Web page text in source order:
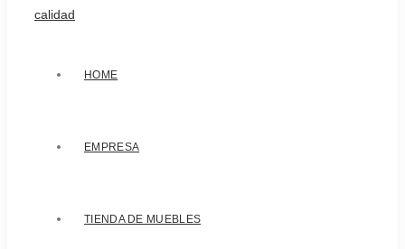
HOME
EMPRESA
TIENDA DE MUEBLES